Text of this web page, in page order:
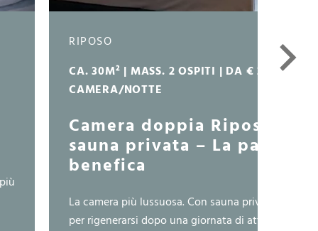
RIPOSO
CA. 30M² | MASS. 2 OSPITI | DA € 230,00 A
CAMERA/NOTTE
Camera doppia Riposo con
sauna privata – La pausa
benefica
La camera più lussuosa. Con sauna privata e spazio
per rigenerarsi dopo una giornata di attività… ...